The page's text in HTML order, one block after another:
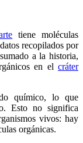
tiene moléculas
recopilados por
a la historia,
en el cráter
químico, lo que
Esto no significa
vivos: hay
orgánicas.